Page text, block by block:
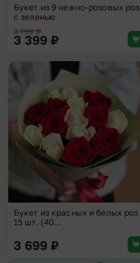
Букет из 9 нежно-розовых роз
с зеленью
3 799₽
3 399 ₽
Букет из красных и белых роз
15 шт. (40...
3 699 ₽